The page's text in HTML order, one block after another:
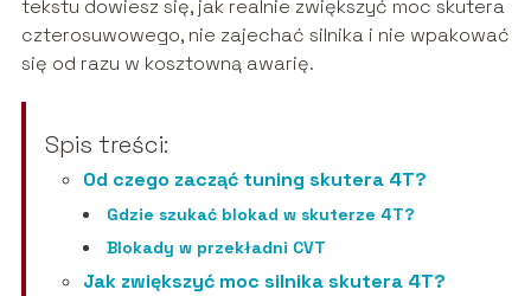
tekstu dowiesz się, jak realnie zwiększyć moc skutera
czterosuwowego, nie zajechać silnika i nie wpakować
się od razu w kosztowną awarię.
Spis treści:
Od czego zacząć tuning skutera 4T?
Gdzie szukać blokad w skuterze 4T?
Blokady w przekładni CVT
Jak zwiększyć moc silnika skutera 4T?